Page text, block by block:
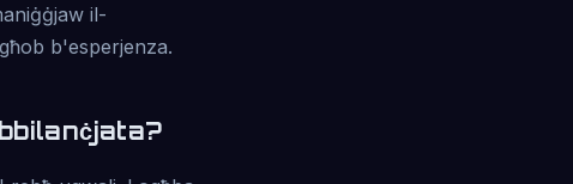
il-
b'esperjenza.